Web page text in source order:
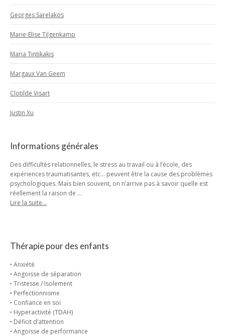
Georges Sarelakos
Marie-Elise Tilgenkamp
Maria Tintikakis
Margaux Van Geem
Clotilde Visart
Justin Xu
Informations générales
Des difficultés relationnelles, le stress au travail ou à l’école, des
expériences traumatisantes, etc… peuvent être la cause des problèmes
psychologiques. Mais bien souvent, on n’arrive pas à savoir quelle est
réellement la raison de …
Lire la suite…
Thérapie pour des enfants
‣ Anxiété
‣ Angoisse de séparation
‣ Tristesse / Isolement
‣ Perfectionnisme
‣ Confiance en soi
‣ Hyperactivité (TDAH)
‣ Déficit d’attention
‣ Angoisse de performance